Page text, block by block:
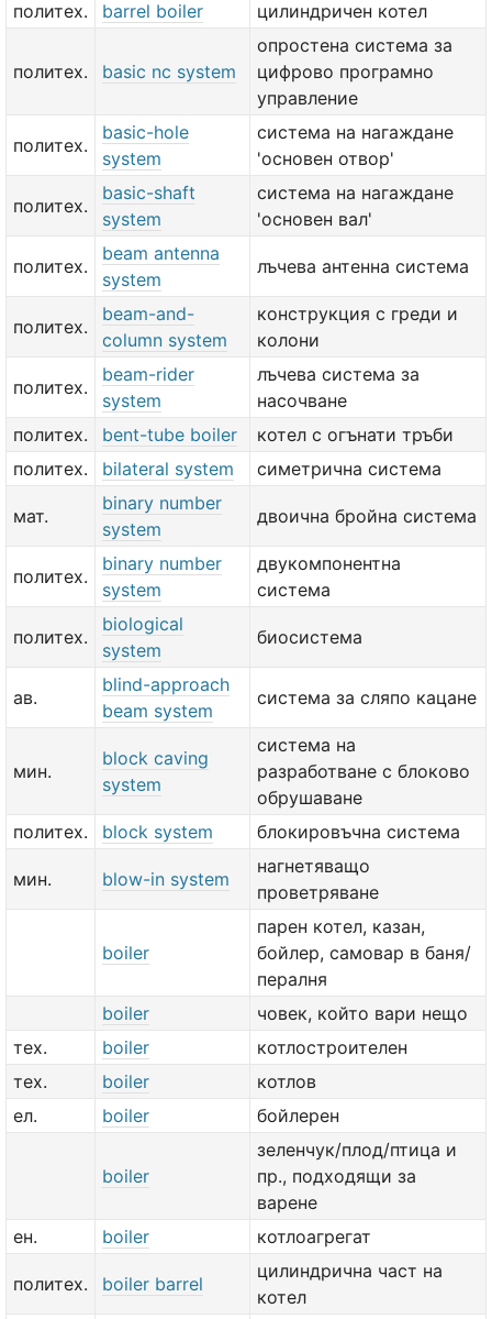
политех. barrel boiler цилиндричен котел
политех. basic nc system
опростена система за
цифрово програмно
управление
политех.
basic-hole
system
система на нагаждане
'основен отвор'
политех.
basic-shaft
system
система на нагаждане
'основен вал'
политех.
beam antenna
system
лъчева антенна система
политех.
beam-and-
column system
конструкция с греди и
колони
политех.
beam-rider
system
лъчева система за
насочване
политех.
bent-tube boiler
котел с огънати тръби
политех.
bilateral system симетрична система
мат.
binary number
system
двоична бройна система
политех.
binary number
system
двукомпонентна
система
политех.
biological
system
биосистема
ав.
blind-approach
beam system
система за сляпо кацане
мин.
block caving
system
система на
разработване с блоково
обрушаване
политех.
block system блокировъчна система
мин. blow-in system
нагнетяващо
проветряване
boiler
парен котел, казан,
бойлер, самовар в баня/
пералня
boiler
човек, който вари нещо
тех.
boiler
котлостроителен
тех.
boiler
котлов
ел.
boiler бойлерен
boiler
зеленчук/плод/птица и
пр., подходящи за
варене
ен.
boiler котлоагрегат
политех. boiler barrel
цилиндрична част на
котел